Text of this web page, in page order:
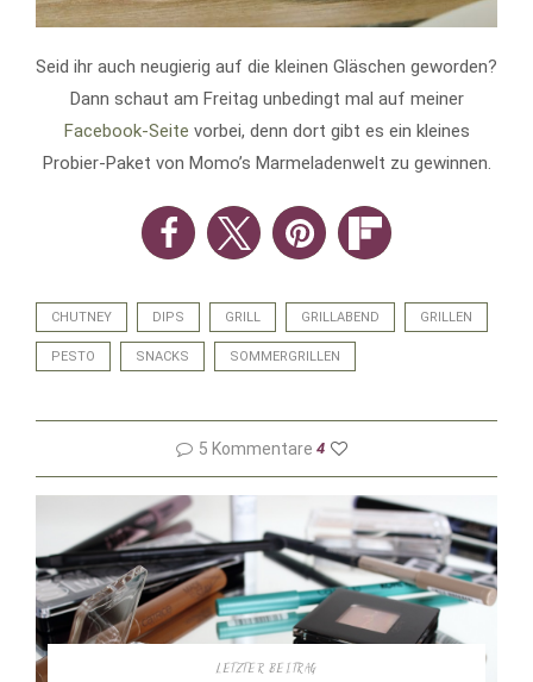
Seid ihr auch neugierig auf die kleinen Gläschen geworden?
Dann schaut am Freitag unbedingt mal auf meiner
Facebook-Seite vorbei, denn dort gibt es ein kleines
Probier-Paket von Momo’s Marmeladenwelt zu gewinnen.
CHUTNEY DIPS GRILL GRILLABEND GRILLEN
PESTO SNACKS SOMMERGRILLEN
5 Kommentare 4
LETZTER BEITRAG